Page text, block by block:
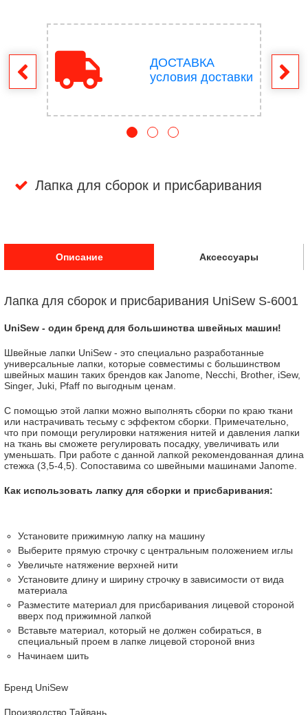
ДОСТАВКА
условия доставки
Лапка для сборок и присбаривания
Описание Аксессуары
Лапка для сборок и присбаривания UniSew S-6001
UniSew - один бренд для большинства швейных машин!
Швейные лапки UniSew - это специально разработанные
универсальные лапки, которые совместимы с большинством
швейных машин таких брендов как Janome, Necchi, Brother, iSew,
Singer, Juki, Pfaff по выгодным ценам.
С помощью этой лапки можно выполнять сборки по краю ткани
или настрачивать тесьму с эффектом сборки. Примечательно,
что при помощи регулировки натяжения нитей и давления лапки
на ткань вы сможете регулировать посадку, увеличивать или
уменьшать. При работе с данной лапкой рекомендованная длина
стежка (3,5-4,5). Сопоставима со швейными машинами Janome.
Как использовать лапку для сборки и присбаривания:
Установите прижимную лапку на машину
Выберите прямую строчку с центральным положением иглы
Увеличьте натяжение верхней нити
Установите длину и ширину строчку в зависимости от вида
материала
Разместите материал для присбаривания лицевой стороной
вверх под прижимной лапкой
Вставьте материал, который не должен собираться, в
специальный проем в лапке лицевой стороной вниз
Начинаем шить
Бренд UniSew
Производство Тайвань